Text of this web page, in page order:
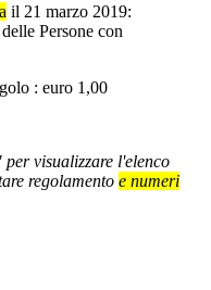
il 21 marzo 2019:
Persone con
: euro 1,00
visualizzare l'elenco
regolamento e numeri